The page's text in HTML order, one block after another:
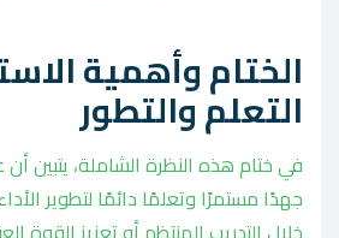
الختام وأهمية
التعلم والتطور
في ختام هذه النظرة الشاملة، يتبين أن
جهدًا مستمرًا وتعلمًا دائمًا لتطوير